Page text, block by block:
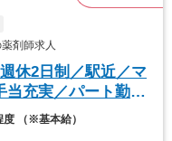
剤師求人
休2日制／駅近／マ
充実／パート勤務
度 （※基本給）